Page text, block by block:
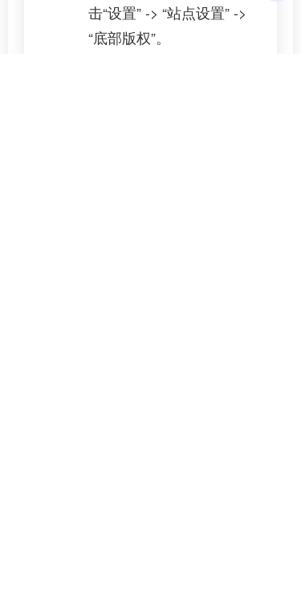
击“设置” -> “站点设置” ->
“底部版权”。